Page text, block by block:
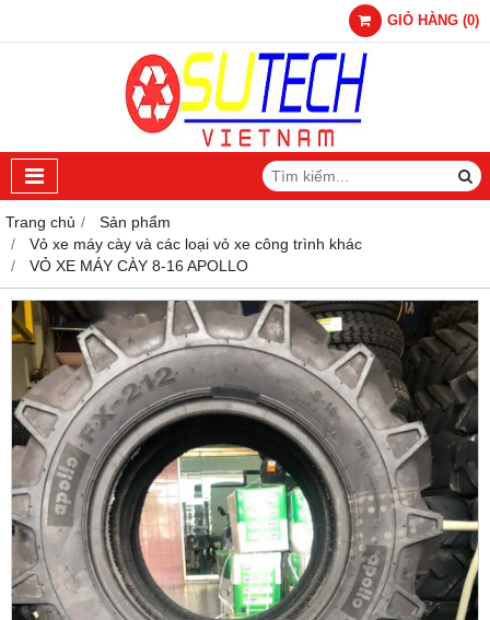
GIỎ HÀNG (0)
Trang chủ
Sản phẩm
Vỏ xe máy cày và các loại vỏ xe công trình khác
VỎ XE MÁY CÀY 8-16 APOLLO